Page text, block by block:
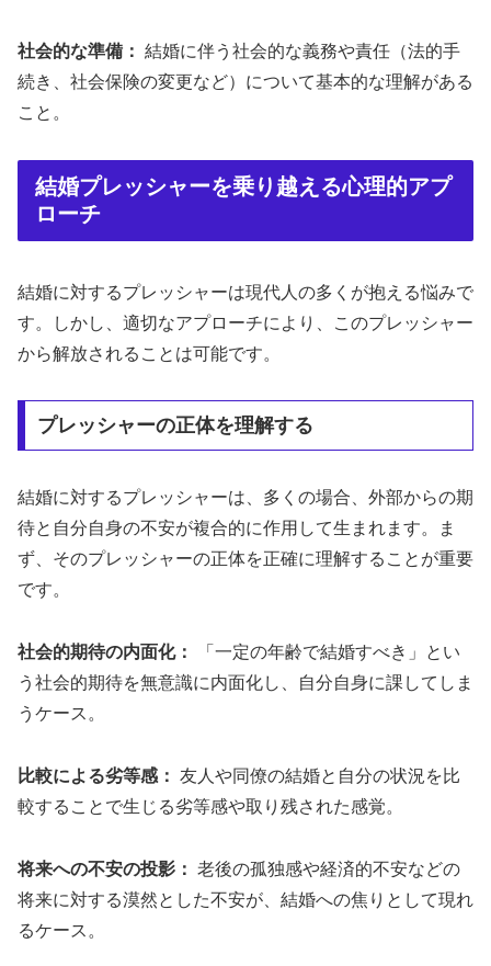
社会的な準備： 結婚に伴う社会的な義務や責任（法的手
続き、社会保険の変更など）について基本的な理解がある
こと。
結婚プレッシャーを乗り越える心理的アプ
ローチ
結婚に対するプレッシャーは現代人の多くが抱える悩みで
す。しかし、適切なアプローチにより、このプレッシャー
から解放されることは可能です。
プレッシャーの正体を理解する
結婚に対するプレッシャーは、多くの場合、外部からの期
待と自分自身の不安が複合的に作用して生まれます。ま
ず、そのプレッシャーの正体を正確に理解することが重要
です。
社会的期待の内面化：
「一定の年齢で結婚すべき」とい
う社会的期待を無意識に内面化し、自分自身に課してしま
うケース。
比較による劣等感： 友人や同僚の結婚と自分の状況を比
較することで生じる劣等感や取り残された感覚。
将来への不安の投影： 老後の孤独感や経済的不安などの
将来に対する漠然とした不安が、結婚への焦りとして現れ
るケース。